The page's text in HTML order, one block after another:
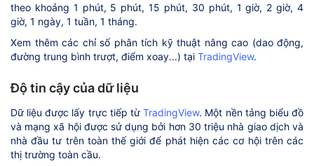
theo khoảng 1 phút, 5 phút, 15 phút, 30 phút, 1 giờ, 2 giờ, 4
giờ, 1 ngày, 1 tuần, 1 tháng.
Xem thêm các chỉ số phân tích kỹ thuật nâng cao (dao động,
đường trung bình trượt, điểm xoay...) tại TradingView.
Độ tin cậy của dữ liệu
Dữ liệu được lấy trực tiếp từTradingView. Một nền tảng biểu đồ
và mạng xã hội được sử dụng bởi hơn 30 triệu nhà giao dịch và
nhà đầu tư trên toàn thế giới để phát hiện các cơ hội trên các
thị trường toàn cầu.